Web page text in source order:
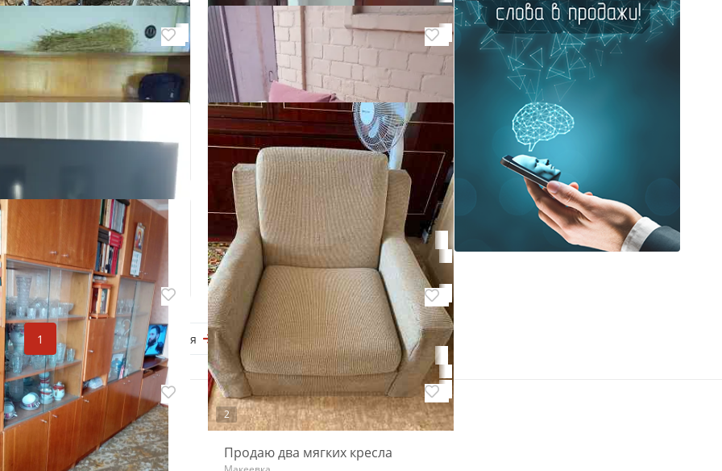
₽ 3 000
столик стеклянный
Центрально-Городской
Шкаф СССР
Макеевка
₽ 4 000
СССР
Зелёный
4
Диван
Макеевка, Центрально-Городской
₽ 5 000
для телевизора
Центрально-Городской
2
Продаю два мягких кресла
1 Следующая
гостиной